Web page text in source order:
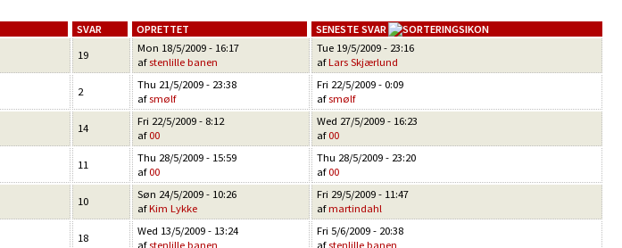
SVAR OPRETTET SENESTE SVAR
19
Mon 18/5/2009 - 16:17
afstenlille banen
Tue 19/5/2009 - 23:16
afLars Skjærlund
2
Thu 21/5/2009 - 23:38
afsmølf
Fri 22/5/2009 - 0:09
afsmølf
14
Fri 22/5/2009 - 8:12
af 00
Wed 27/5/2009 - 16:23
af 00
11
Thu 28/5/2009 - 15:59
af 00
Thu 28/5/2009 - 23:20
af 00
10
Søn 24/5/2009 - 10:26
afKim Lykke
Fri 29/5/2009 - 11:47
afmartindahl
18
Wed 13/5/2009 - 13:24
afstenlille banen
Fri 5/6/2009 - 20:38
afstenlille banen